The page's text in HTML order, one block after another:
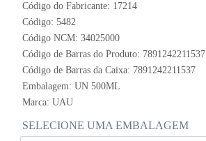
Código do Fabricante: 17214
Código: 5482
Código NCM: 34025000
Código de Barras do Produto: 7891242211537
Código de Barras da Caixa: 7891242211537
Embalagem: UN 500ML
Marca: UAU
SELECIONE UMA EMBALAGEM